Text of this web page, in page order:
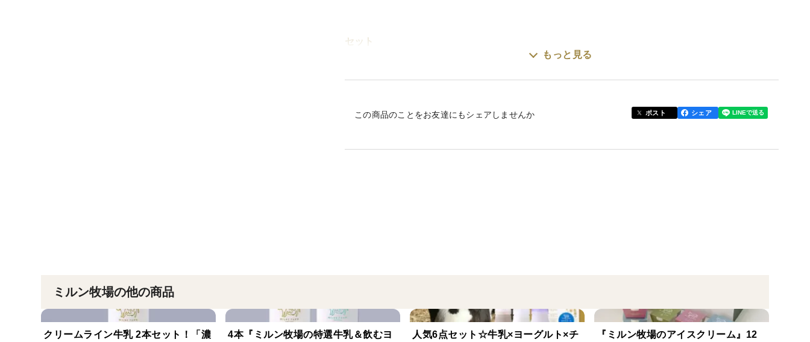
セット
ミルン牧場の牛乳から生まれたフレッシュ＆熟成タイプのチーズをお楽しみいただけるセットで
量を⽜が⾃分で判断します。こうすることで、栄養の過不⾜がなく、⾃然に近い理想の健康状態
を保っています。
もっと見る
この商品のことをお友達にもシェアしませんか ポスト シェア
ミルン牧場の他の商品
クリームライン牛乳 2本セット！「濃
4本『ミルン牧場の特選牛乳＆飲むヨ
人気6点セット☆牛乳×ヨーグルト×チ
『ミルン牧場のアイスクリーム』12